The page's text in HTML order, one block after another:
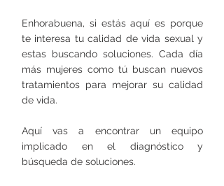
Enhorabuena, si estás aquí es porque
te interesa tu calidad de vida sexual y
estas buscando soluciones. Cada día
más mujeres como tú buscan nuevos
tratamientos para mejorar su calidad
de vida.
Aquí vas a encontrar un equipo
implicado en el diagnóstico y
búsqueda de soluciones.